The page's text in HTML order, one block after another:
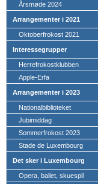
Årsmøde 2024
Arrangementer i 2021
Oktoberfrokost 2021
Interessegrupper
Herrefrokostklubben
Apple-Erfa
Arrangementer i 2023
Nationalbiblioteket
Jubimiddag
Sommerfrokost 2023
Stade de Luxembourg
Det sker i Luxembourg
Opera, ballet, skuespil